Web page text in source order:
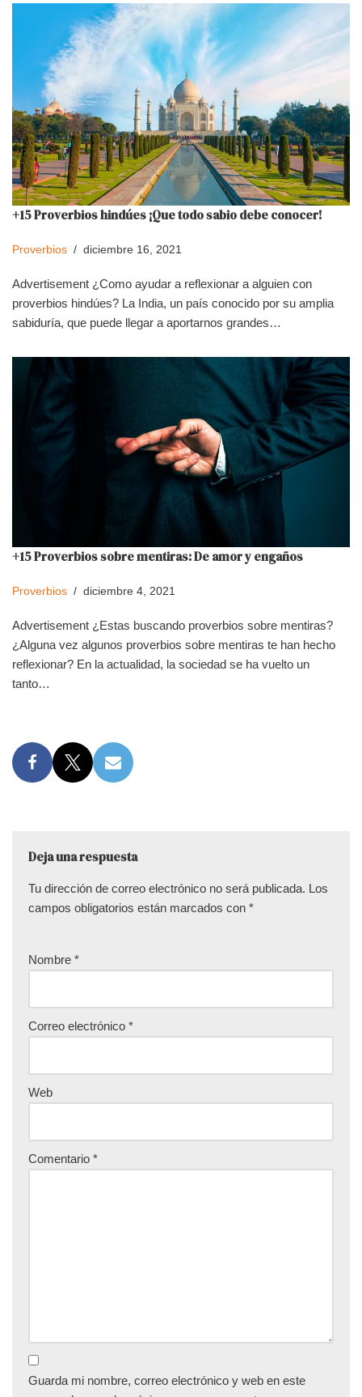
+15 Proverbios hindúes ¡Que todo sabio debe conocer!
Proverbios diciembre 16, 2021
Advertisement ¿Como ayudar a reflexionar a alguien con
proverbios hindúes? La India, un país conocido por su amplia
sabiduría, que puede llegar a aportarnos grandes…
+15 Proverbios sobre mentiras: De amor y engaños
Proverbios diciembre 4, 2021
Advertisement ¿Estas buscando proverbios sobre mentiras?
¿Alguna vez algunos proverbios sobre mentiras te han hecho
reflexionar? En la actualidad, la sociedad se ha vuelto un
tanto…
Deja una respuesta
Tu dirección de correo electrónico no será publicada. Los
campos obligatorios están marcados con *
Nombre *
Correo electrónico *
Web
Comentario *
Guarda mi nombre, correo electrónico y web en este